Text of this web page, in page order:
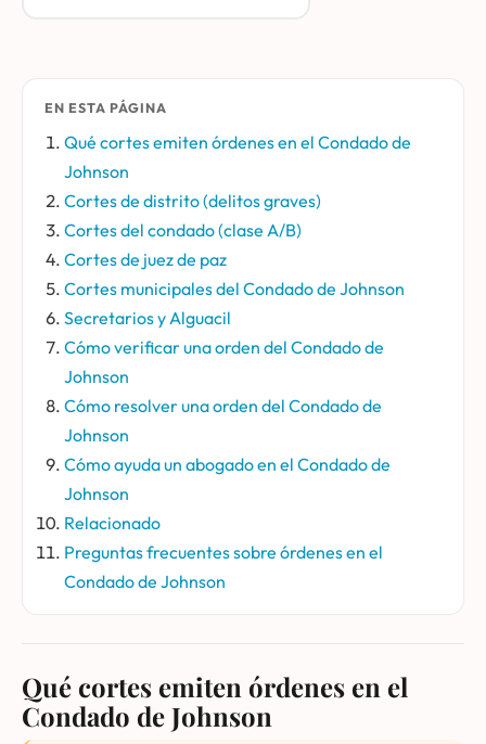
EN ESTA PÁGINA
Qué cortes emiten órdenes en el Condado de
Johnson
Cortes de distrito (delitos graves)
Cortes del condado (clase A/B)
Cortes de juez de paz
Cortes municipales del Condado de Johnson
Secretarios y Alguacil
Cómo verificar una orden del Condado de
Johnson
Cómo resolver una orden del Condado de
Johnson
Cómo ayuda un abogado en el Condado de
Johnson
Relacionado
Preguntas frecuentes sobre órdenes en el
Condado de Johnson
Qué cortes emiten órdenes en el
Condado de Johnson